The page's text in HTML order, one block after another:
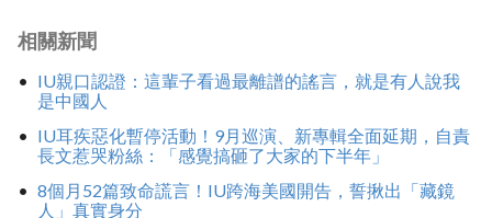
相關新聞
IU親口認證：這輩子看過最離譜的謠言，就是有人說我
是中國人
IU耳疾惡化暫停活動！9月巡演、新專輯全面延期，自責
長文惹哭粉絲：「感覺搞砸了大家的下半年」
8個月52篇致命謊言！IU跨海美國開告，誓揪出「藏鏡
人」真實身分